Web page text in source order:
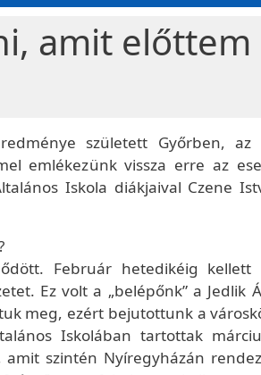
amit előttem
született Győrben, az
emlékezünk vissza erre az
Iskola diákjaival Czene
Február hetedikéig kellett
Ez volt a „belépőnk” a Jedlik
meg, ezért bejutottunk a
Iskolában tartottak
szintén Nyíregyházán